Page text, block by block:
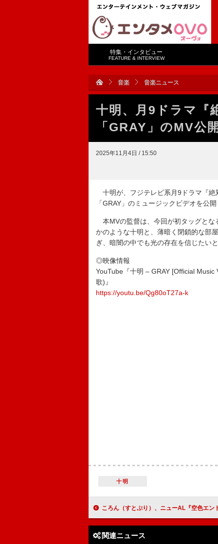
特集・インタビュー
FEATURE & INTERVIEW
音楽 音楽ニュース
十明、月9ドラマ『
「GRAY」のMV公
2025年11月4日 / 15:50
十明が、フジテレビ系月9ドラマ『絶
「GRAY」のミュージックビデオを公
本MVの監督は、今回が初タッグとな
かのような十明と、薄暗く閉鎖的な部
ぎ、暗闇の中でも光の存在を信じたい
◎映像情報
YouTube『十明 – GRAY [Official
歌)』
https://youtu.be/Qg80oT27a-k
十明
ころん（すとぷり）、ニューAL『空色エンドロール』より蝶々P提供の新曲
関連ニュース